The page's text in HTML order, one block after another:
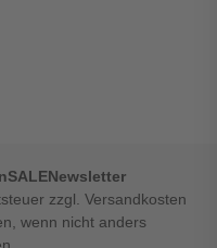
SALENewsletter
zzgl. Versandkosten
wenn nicht anders